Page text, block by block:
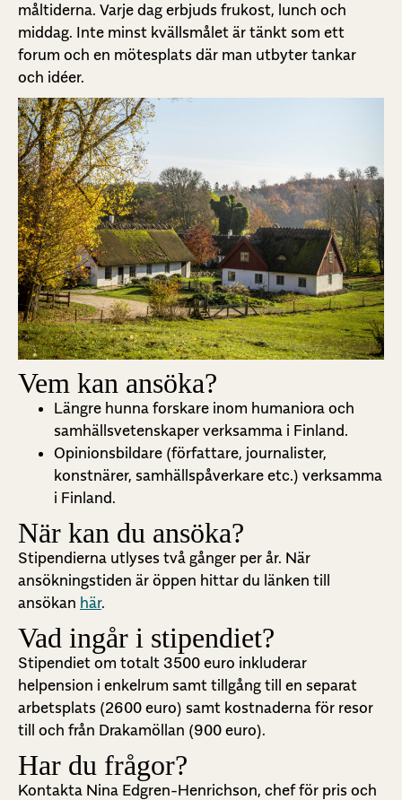
måltiderna. Varje dag erbjuds frukost, lunch och
middag. Inte minst kvällsmålet är tänkt som ett
forum och en mötesplats där man utbyter tankar
och idéer.
Vem kan ansöka?
Längre hunna forskare inom humaniora och
samhällsvetenskaper verksamma i Finland.
Opinionsbildare (författare, journalister,
konstnärer, samhällspåverkare etc.) verksamma
i Finland.
När kan du ansöka?
Stipendierna utlyses två gånger per år. När
ansökningstiden är öppen hittar du länken till
ansökan här.
Vad ingår i stipendiet?
Stipendiet om totalt 3500 euro inkluderar
helpension i enkelrum samt tillgång till en separat
arbetsplats (2600 euro) samt kostnaderna för resor
till och från Drakamöllan (900 euro).
Har du frågor?
Kontakta Nina Edgren-Henrichson, chef för pris och